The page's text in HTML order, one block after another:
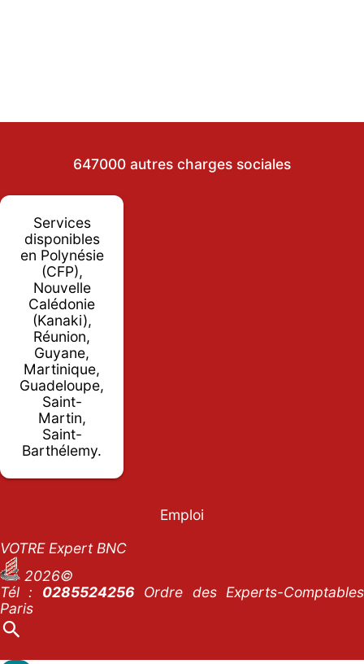
647000 autres charges sociales
Services
disponibles
en Polynésie
(CFP),
Nouvelle
Calédonie
(Kanaki),
Réunion,
Guyane,
Martinique,
Guadeloupe,
Saint-
Martin,
Saint-
Barthélemy.
Emploi
VOTRE Expert BNC
2026©
Tél : 0285524256Ordre des Experts-Comptables
Paris